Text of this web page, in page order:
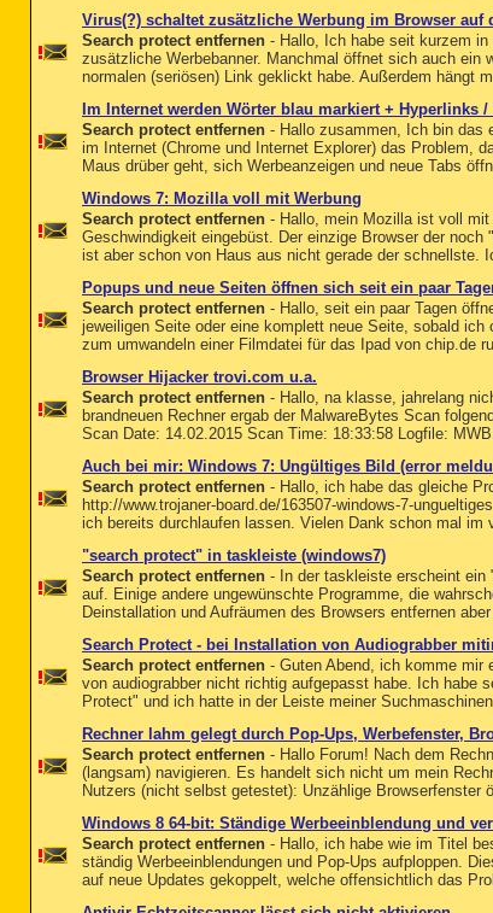
Virus(?) schaltet zusätzliche Werbung im Browser auf
Search protect entfernen - Hallo, Ich habe seit kurzem
zusätzliche Werbebanner. Manchmal öffnet sich auch ein
normalen (seriösen) Link geklickt habe. Außerdem hängt
Im Internet werden Wörter blau markiert + Hyperlinks
Search protect entfernen - Hallo zusammen, Ich bin das
im Internet (Chrome und Internet Explorer) das Problem,
Maus drüber geht, sich Werbeanzeigen und neue Tabs
Windows 7: Mozilla voll mit Werbung
Search protect entfernen - Hallo, mein Mozilla ist voll
Geschwindigkeit eingebüst. Der einzige Browser der
ist aber schon von Haus aus nicht gerade der schnellste.
Popups und neue Seiten öffnen sich seit ein paar
Search protect entfernen - Hallo, seit ein paar Tagen
jeweiligen Seite oder eine komplett neue Seite, sobald
zum umwandeln einer Filmdatei für das Ipad von chip.de
Browser Hijacker trovi.com u.a.
Search protect entfernen - Hallo, na klasse, jahrelang
brandneuen Rechner ergab der MalwareBytes Scan
Scan Date: 14.02.2015 Scan Time: 18:33:58 Logfile:
Auch bei mir: Windows 7: Ungültiges Bild (error
Search protect entfernen - Hallo, ich habe das gleiche
http://www.trojaner-board.de/163507-windows-7-
ich bereits durchlaufen lassen. Vielen Dank schon mal im
"search protect" in taskleiste (windows7)
Search protect entfernen - In der taskleiste erscheint
auf. Einige andere ungewünschte Programme, die
Deinstallation und Aufräumen des Browsers entfernen
Search Protect - bei Installation von Audiograbber
Search protect entfernen - Guten Abend, ich komme mir
von audiograbber nicht richtig aufgepasst habe. Ich habe
Protect" und ich hatte in der Leiste meiner
Rechner lahm gelegt durch Pop-Ups, Werbefenster,
Search protect entfernen - Hallo Forum! Nach dem
(langsam) navigieren. Es handelt sich nicht um mein
Nutzers (nicht selbst getestet): Unzählige
Windows 8 64-bit: Ständige Werbeeinblendung und
Search protect entfernen - Hallo, ich habe wie im Titel
ständig Werbeeinblendungen und Pop-Ups aufploppen.
auf neue Updates gekoppelt, welche offensichtlich das